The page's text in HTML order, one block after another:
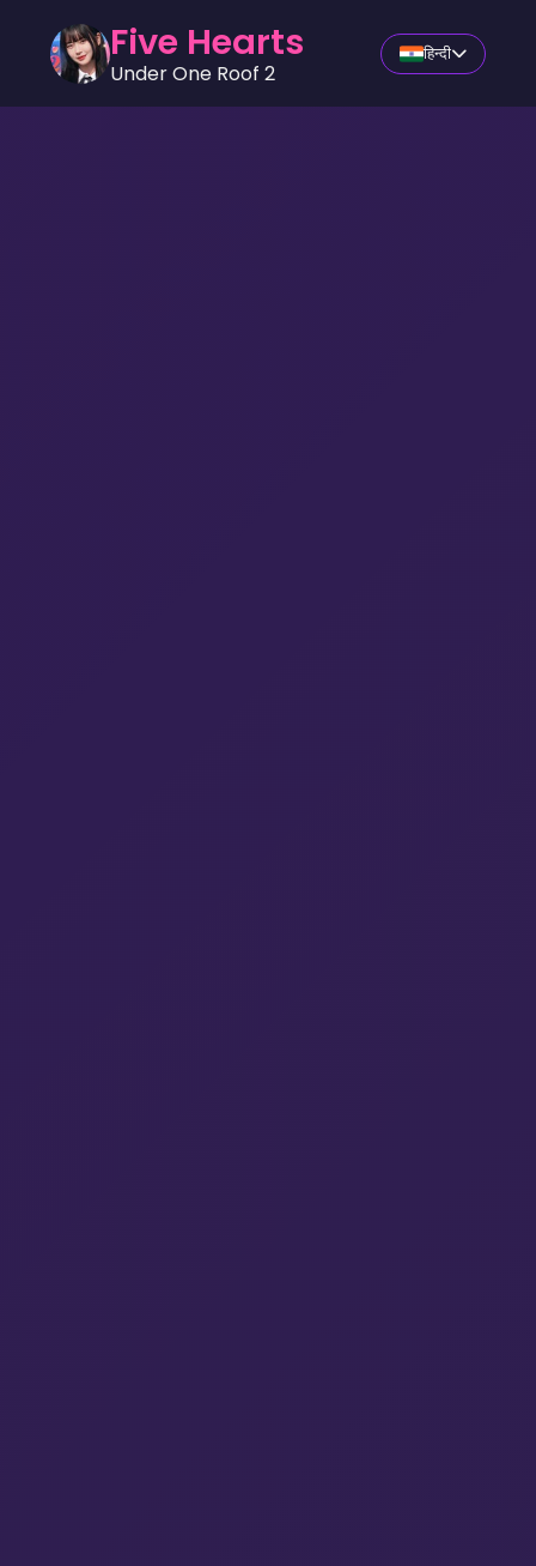
Five Hearts
Under One Roof 2
हिन्दी